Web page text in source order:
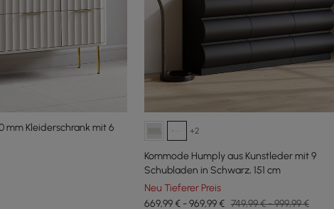
mm Kleiderschrank mit 6 +2
Kommode Humply aus Kunstleder mit 9
Schubladen in Schwarz, 151 cm
Neu Tieferer Preis
669,99 € - 969,99 € 749,99 € - 999,99 €